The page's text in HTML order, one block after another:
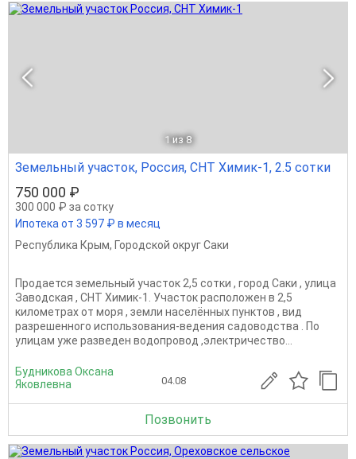
1 из 8
Земельный участок, Россия, СНТ Химик-1, 2.5 сотки
750 000 ₽
300 000 ₽ за сотку
Ипотека от 3 597 ₽ в месяц
Республика Крым, Городской округ Саки
Продается земельный участок 2,5 сотки , город Саки , улица
Заводская , СНТ Химик-1. Участок расположен в 2,5
километрах от моря , земли населённых пунктов , вид
разрешенного использования-ведения садоводства . По
улицам уже разведен водопровод ,электричество...
Будникова Оксана
Яковлевна
04.08
Позвонить